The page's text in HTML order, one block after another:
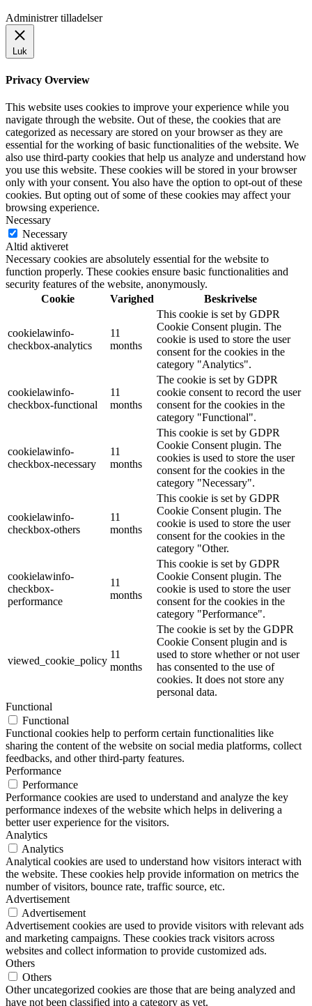
Administrer tilladelser
Luk
Privacy Overview
This website uses cookies to improve your experience while you
navigate through the website. Out of these, the cookies that are
categorized as necessary are stored on your browser as they are
essential for the working of basic functionalities of the website. We
also use third-party cookies that help us analyze and understand how
you use this website. These cookies will be stored in your browser
only with your consent. You also have the option to opt-out of these
cookies. But opting out of some of these cookies may affect your
browsing experience.
Necessary
Necessary
Altid aktiveret
Necessary cookies are absolutely essential for the website to
function properly. These cookies ensure basic functionalities and
security features of the website, anonymously.
Cookie
Varighed Beskrivelse
cookielawinfo-
checkbox-analytics
11
months
This cookie is set by GDPR
Cookie Consent plugin. The
cookie is used to store the user
consent for the cookies in the
category "Analytics".
cookielawinfo-
checkbox-functional
11
months
The cookie is set by GDPR
cookie consent to record the user
consent for the cookies in the
category "Functional".
cookielawinfo-
checkbox-necessary
11
months
This cookie is set by GDPR
Cookie Consent plugin. The
cookies is used to store the user
consent for the cookies in the
category "Necessary".
cookielawinfo-
checkbox-others
11
months
This cookie is set by GDPR
Cookie Consent plugin. The
cookie is used to store the user
consent for the cookies in the
category "Other.
cookielawinfo-
checkbox-
performance
11
months
This cookie is set by GDPR
Cookie Consent plugin. The
cookie is used to store the user
consent for the cookies in the
category "Performance".
viewed_cookie_policy
11
months
The cookie is set by the GDPR
Cookie Consent plugin and is
used to store whether or not user
has consented to the use of
cookies. It does not store any
personal data.
Functional
Functional
Functional cookies help to perform certain functionalities like
sharing the content of the website on social media platforms, collect
feedbacks, and other third-party features.
Performance
Performance
Performance cookies are used to understand and analyze the key
performance indexes of the website which helps in delivering a
better user experience for the visitors.
Analytics
Analytics
Analytical cookies are used to understand how visitors interact with
the website. These cookies help provide information on metrics the
number of visitors, bounce rate, traffic source, etc.
Advertisement
Advertisement
Advertisement cookies are used to provide visitors with relevant ads
and marketing campaigns. These cookies track visitors across
websites and collect information to provide customized ads.
Others
Others
Other uncategorized cookies are those that are being analyzed and
have not been classified into a category as yet.